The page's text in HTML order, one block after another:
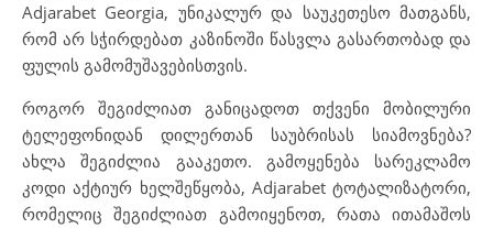
Adjarabet Georgia, უნიკალურ და საუკეთესო მათგანს,
რომ არ სჭირდებათ კაზინოში წასვლა გასართობად და
ფულის გამომუშავებისთვის.
როგორ შეგიძლიათ განიცადოთ თქვენი მობილური
ტელეფონიდან დილერთან საუბრისას სიამოვნება?
ახლა შეგიძლია გააკეთო. გამოყენება სარეკლამო
კოდი აქტიურ ხელშეწყობა, Adjarabet ტოტალიზატორი,
რომელიც შეგიძლიათ გამოიყენოთ, რათა ითამაშოს